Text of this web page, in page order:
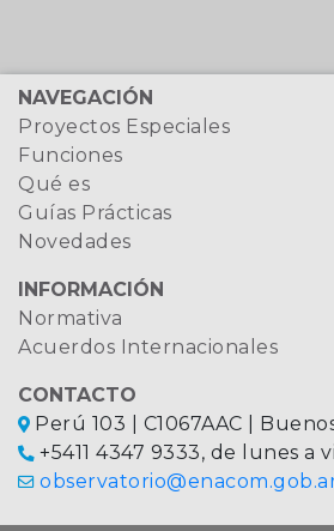
NAVEGACIÓN
Proyectos Especiales
Funciones
Qué es
Guías Prácticas
Novedades
INFORMACIÓN
Normativa
Acuerdos Internacionales
CONTACTO
Perú 103 | C1067AAC |
+5411 4347 9333, de lunes a